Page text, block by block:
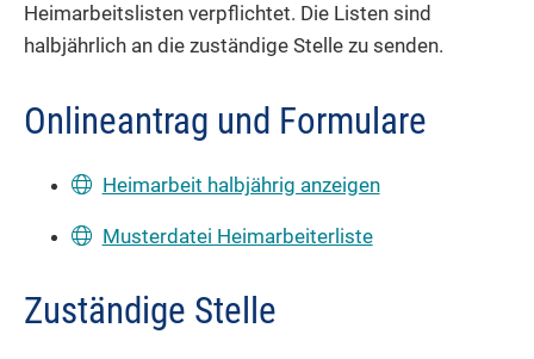
Heimarbeitslisten verpflichtet. Die Listen sind
halbjährlich an die zuständige Stelle zu senden.
Onlineantrag und Formulare
Heimarbeit halbjährig anzeigen
Musterdatei Heimarbeiterliste
Zuständige Stelle